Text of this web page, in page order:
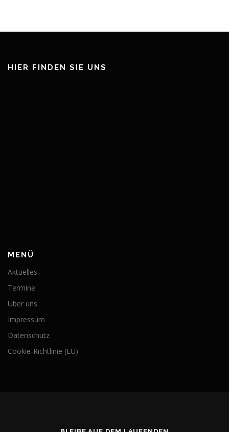
HIER FINDEN SIE UNS
MENÜ
Aktuelles
Termine
Über uns
Impressum
Datenschutz
Cookie-Richtlinie (EU)